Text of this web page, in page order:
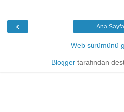
‹ Ana Sayfa
Web sürümünü
Bloggertarafından